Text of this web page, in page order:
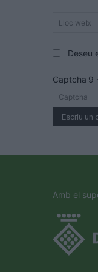
Deseu
Captcha 9
Please
enter
the
to
verify
that
you
Amb el